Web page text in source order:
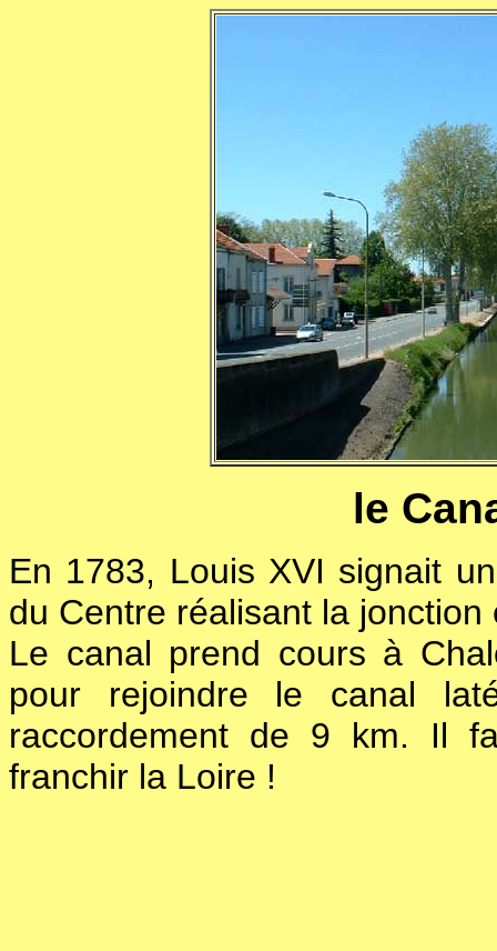
le
En 1783, Louis XVI signait
du Centre réalisant la
Le canal prend cours à
pour rejoindre le canal
raccordement de 9 km. Il
franchir la Loire !